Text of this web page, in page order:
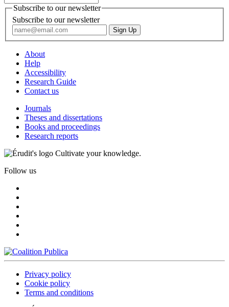
Subscribe to our newsletter
Subscribe to our newsletter
About
Help
Accessibility
Research Guide
Contact us
Journals
Theses and dissertations
Books and proceedings
Research reports
Cultivate your knowledge.
Follow us
Privacy policy
Cookie policy
Terms and conditions